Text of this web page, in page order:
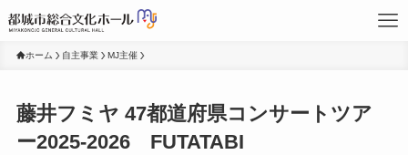
ホーム 自主事業 MJ主催
藤井フミヤ 47都道府県コンサートツア
ー2025-2026 FUTATABI